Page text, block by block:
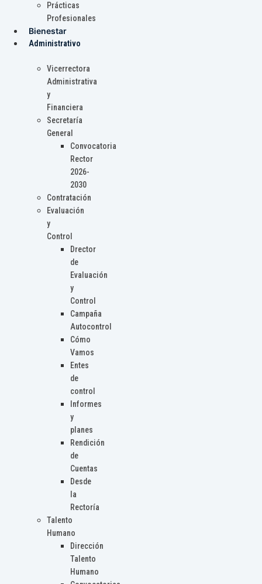
Prácticas
Profesionales
Bienestar
Administrativo
Vicerrectora
Administrativa
y
Financiera
Secretaría
General
Convocatoria
Rector
2026-
2030
Contratación
Evaluación
y
Control
Drector
de
Evaluación
y
Control
Campaña
Autocontrol
Cómo
Vamos
Entes
de
control
Informes
y
planes
Rendición
de
Cuentas
Desde
la
Rectoría
Talento
Humano
Dirección
Talento
Humano